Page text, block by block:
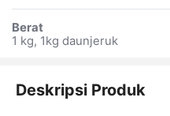
Berat
1 kg, 1kg daunjeruk
Deskripsi Produk